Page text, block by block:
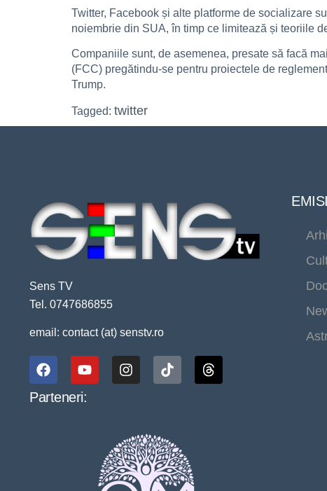
Twitter, Facebook și alte platforme de socializare
noiembrie din SUA, în timp ce limitează și teoriile
Companiile sunt, de asemenea, presate să facă
(FCC) pregătindu-se pentru proiectele de
Trump.
Tagged: twitter
Sens TV
Tel. 0747686855
email: contact (at) senstv.ro
Parteneri: